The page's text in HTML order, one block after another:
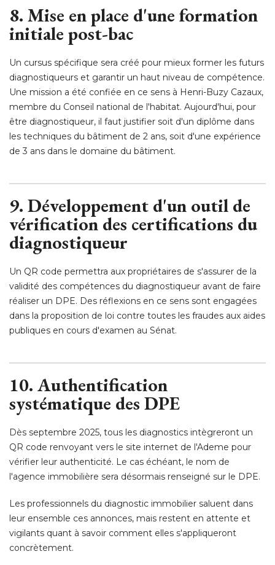
8. Mise en place d'une formation
initiale post-bac
Un cursus spécifique sera créé pour mieux former les futurs
diagnostiqueurs et garantir un haut niveau de compétence.
Une mission a été confiée en ce sens à Henri-Buzy Cazaux,
membre du Conseil national de l'habitat. Aujourd'hui, pour
être diagnostiqueur, il faut justifier soit d'un diplôme dans
les techniques du bâtiment de 2 ans, soit d'une expérience
de 3 ans dans le domaine du bâtiment.
9. Développement d'un outil de
vérification des certifications du
diagnostiqueur
Un QR code permettra aux propriétaires de s'assurer de la
validité des compétences du diagnostiqueur avant de faire
réaliser un DPE. Des réflexions en ce sens sont engagées
dans la proposition de loi contre toutes les fraudes aux aides
publiques en cours d'examen au Sénat.
10. Authentification
systématique des DPE
Dès septembre 2025, tous les diagnostics intègreront un
QR code renvoyant vers le site internet de l'Ademe pour
vérifier leur authenticité. Le cas échéant, le nom de
l'agence immobilière sera désormais renseigné sur le DPE.
Les professionnels du diagnostic immobilier saluent dans
leur ensemble ces annonces, mais restent en attente et
vigilants quant à savoir comment elles s'appliqueront
concrètement.